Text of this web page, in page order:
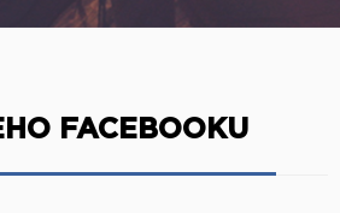
FACEBOOKU